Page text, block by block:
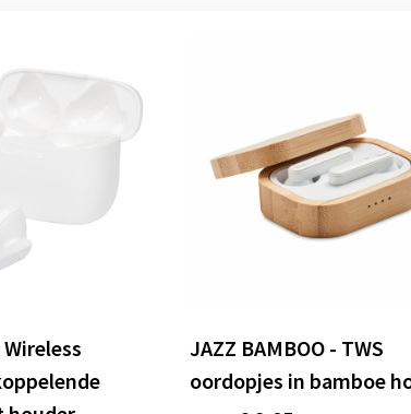
Wireless
JAZZ BAMBOO - TWS
oordopjes in bamboe